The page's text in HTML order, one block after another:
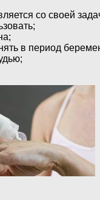
со своей
в период